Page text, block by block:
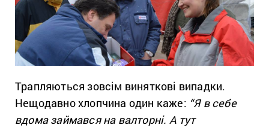
Трапляються зовсім виняткові випадки.
Нещодавно хлопчина один каже: “Я в себе
вдома займався на валторні. А тут